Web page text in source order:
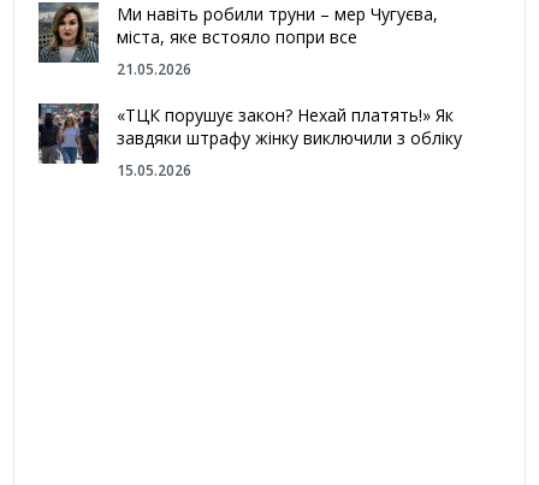
Ми навіть робили труни – мер Чугуєва,
міста, яке встояло попри все
21.05.2026
«ТЦК порушує закон? Нехай платять!» Як
завдяки штрафу жінку виключили з обліку
15.05.2026